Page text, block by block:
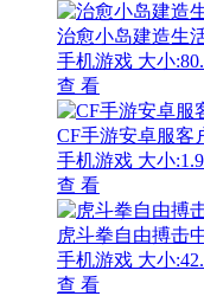
治愈小岛建造生
手机游戏 大小
查 看
CF手游安卓服客
手机游戏 大小
查 看
虎斗拳自由搏击
手机游戏 大小
查 看